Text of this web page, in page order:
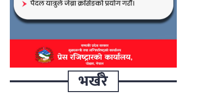
भर्खरै